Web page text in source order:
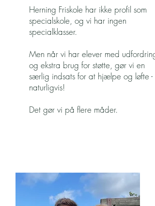
Herning Friskole har ikke profil som
specialskole, og vi har ingen
specialklasser.
Men når vi har elever med
og ekstra brug for støtte, gør vi en
særlig indsats for at hjælpe og løfte -
naturligvis!
Det gør vi på flere måder.